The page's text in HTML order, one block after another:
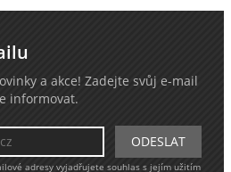
a akce! Zadejte svůj e-mail
informovat.
adresy vyjadřujete souhlas s jejím užitím